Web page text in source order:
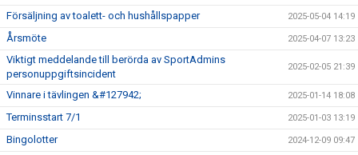
Försäljning av toalett- och hushållspapper 2025-05-04 14:19
Årsmöte 2025-04-07 13:23
Viktigt meddelande till berörda av SportAdmins
personuppgiftsincident
2025-02-05 21:39
Vinnare i tävlingen &#127942; 2025-01-14 18:08
Terminsstart 7/1 2025-01-03 13:19
Bingolotter 2024-12-09 09:47